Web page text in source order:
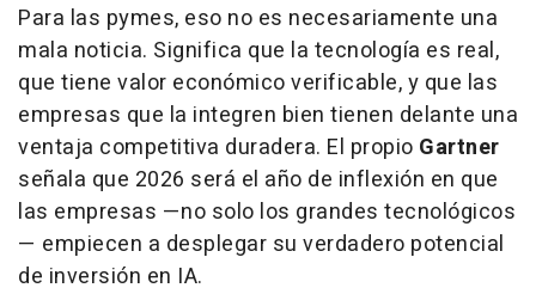
Para las pymes, eso no es necesariamente una
mala noticia. Significa que la tecnología es real,
que tiene valor económico verificable, y que las
empresas que la integren bien tienen delante una
ventaja competitiva duradera. El propio Gartner
señala que 2026 será el año de inflexión en que
las empresas —no solo los grandes tecnológicos
— empiecen a desplegar su verdadero potencial
de inversión en IA.